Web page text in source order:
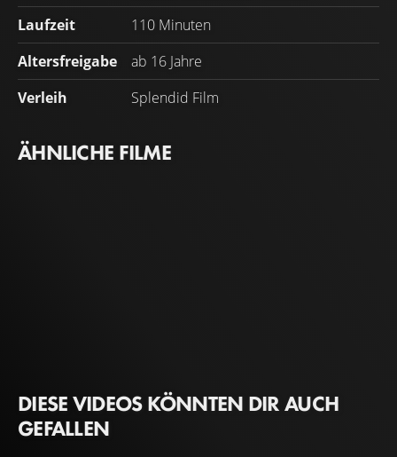
Laufzeit
110 Minuten
Altersfreigabe
ab 16 Jahre
Verleih
Splendid Film
ÄHNLICHE FILME
DIESE VIDEOS KÖNNTEN DIR AUCH
GEFALLEN